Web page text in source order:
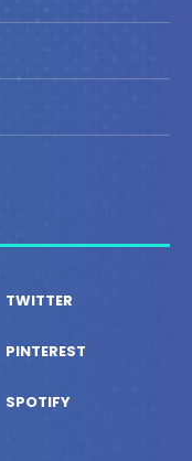
TWITTER
PINTEREST
SPOTIFY